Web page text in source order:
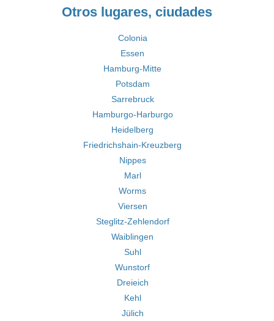
Otros lugares, ciudades
Colonia
Essen
Hamburg-Mitte
Potsdam
Sarrebruck
Hamburgo-Harburgo
Heidelberg
Friedrichshain-Kreuzberg
Nippes
Marl
Worms
Viersen
Steglitz-Zehlendorf
Waiblingen
Suhl
Wunstorf
Dreieich
Kehl
Jülich